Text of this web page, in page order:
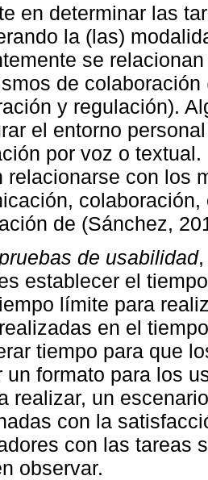
en determinar las
la (las)
se
de
y regulación).
el entorno
por voz o
relacionarse con los
de (Sánchez,
de usabilidad,
establecer el
límite para
en el
tiempo para que
un formato para los
realizar, un
con la
con las tareas
observar.